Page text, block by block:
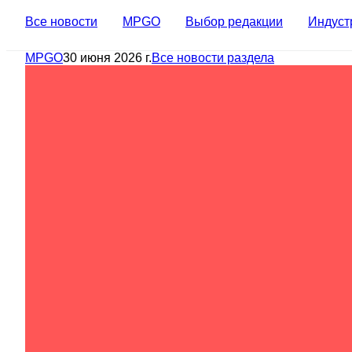
Все новости MPGO Выбор редакции
MPGO30 июня 2026 г.Все новости раздела